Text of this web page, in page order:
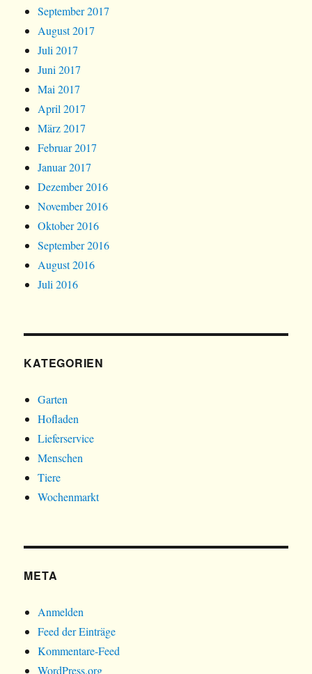
September 2017
August 2017
Juli 2017
Juni 2017
Mai 2017
April 2017
März 2017
Februar 2017
Januar 2017
Dezember 2016
November 2016
Oktober 2016
September 2016
August 2016
Juli 2016
KATEGORIEN
Garten
Hofladen
Lieferservice
Menschen
Tiere
Wochenmarkt
META
Anmelden
Feed der Einträge
Kommentare-Feed
WordPress.org